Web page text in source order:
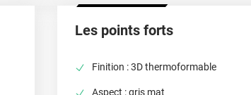
Les points forts
Finition : 3D thermoformable
Aspect : gris mat